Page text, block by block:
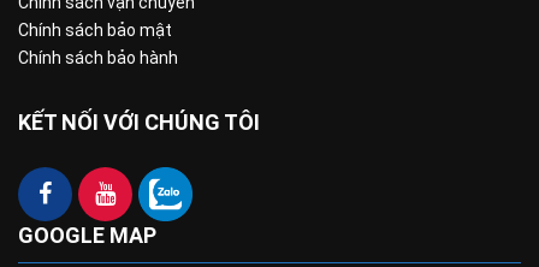
Chính sách bảo mật
Chính sách bảo hành
KẾT NỐI VỚI CHÚNG TÔI
GOOGLE MAP